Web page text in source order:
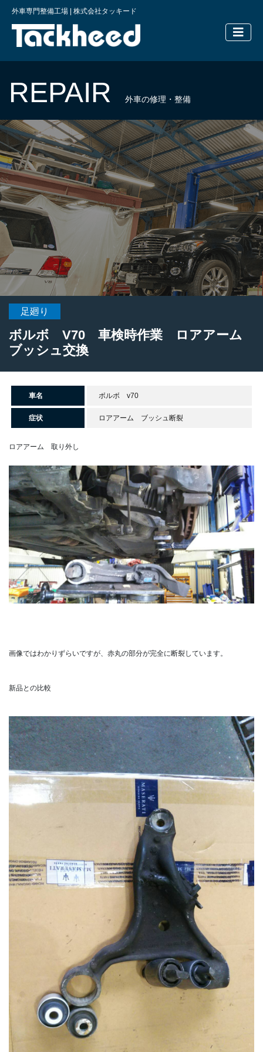
外車専門整備工場 | 株式会社タッキード
横浜の外
REPAIR 外車の修理・整備
足廻り
ボルボ V70 車検時作業 ロアアーム
ブッシュ交換
車名 ボルボ v70
症状 ロアアーム ブッシュ断裂
ロアアーム 取り外し
画像ではわかりずらいですが、赤丸の部分が完全に断裂しています。
新品との比較